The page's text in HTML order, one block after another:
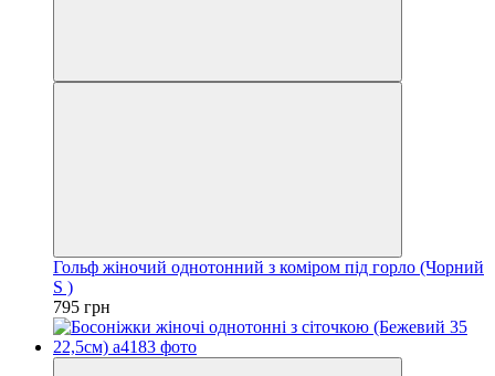
Гольф жіночий однотонний з коміром під горло (Чорний
S )
795 грн